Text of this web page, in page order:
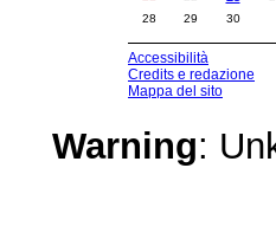
28
29 30
Accessibilità
Credits e redazione
Mappa del sito
Warning: